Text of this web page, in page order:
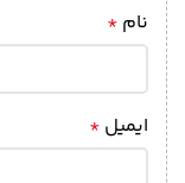
نام *
ایمیل *